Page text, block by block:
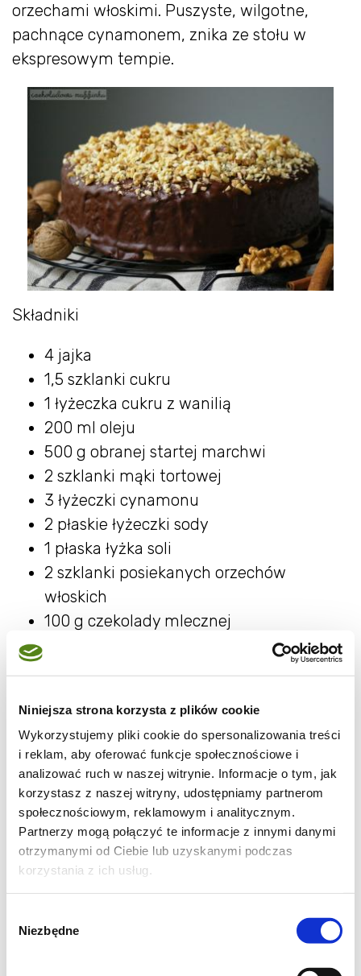
Niniejsza strona korzysta z plików cookie
Wykorzystujemy pliki cookie do spersonalizowania treści
i reklam, aby oferować funkcje społecznościowe i
analizować ruch w naszej witrynie. Informacje o tym, jak
korzystasz z naszej witryny, udostępniamy partnerom
społecznościowym, reklamowym i analitycznym.
Partnerzy mogą połączyć te informacje z innymi danymi
otrzymanymi od Ciebie lub uzyskanymi podczas
korzystania z ich usług.
zgody
Niezbędne
orzechami włoskimi. Puszyste, wilgotne,
pachnące cynamonem, znika ze stołu w
ekspresowym tempie.
Składniki
4 jajka
1,5 szklanki cukru
1 łyżeczka cukru z wanilią
200 ml oleju
500 g obranej startej marchwi
2 szklanki mąki tortowej
3 łyżeczki cynamonu
2 płaskie łyżeczki sody
1 płaska łyżka soli
2 szklanki posiekanych orzechów
włoskich
100 g czekolady mlecznej
Przygotowanie
Ciasto
Jajka miksujemy z cukrem na puszystą
masę, dodajemy porcjami olej oraz startą
marchew, a następnie przesiane przez sitko
suche składniki - mąkę, cynamon, sodę oraz